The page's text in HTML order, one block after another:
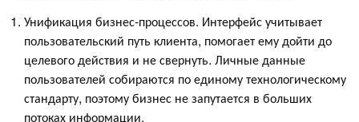
Унификация бизнес-процессов. Интерфейс учитывает
пользовательский путь клиента, помогает ему дойти до
целевого действия и не свернуть. Личные данные
пользователей собираются по единому технологическому
стандарту, поэтому бизнес не запутается в больших
потоках информации.